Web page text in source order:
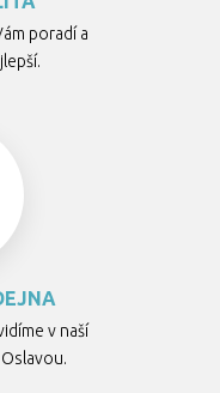
poradí a
v naší